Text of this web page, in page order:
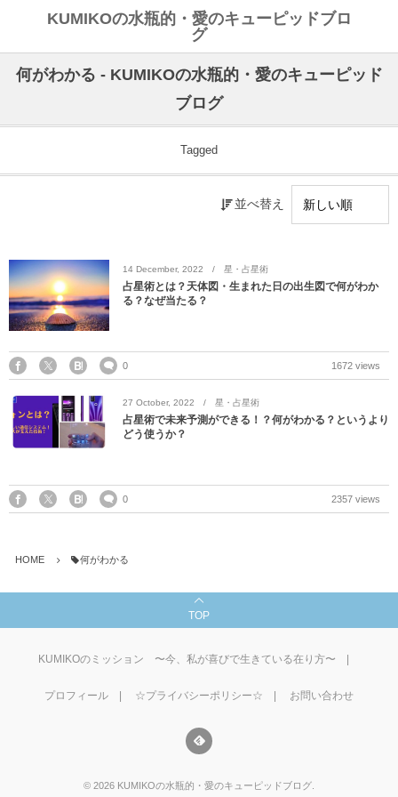
KUMIKOの水瓶的・愛のキューピッドブロ
グ
何がわかる - KUMIKOの水瓶的・愛のキューピッド
ブログ
Tagged
並べ替え
14 December, 2022 星・占星術
占星術とは？天体図・生まれた日の出生図で何がわか
る？なぜ当たる？
0 1672 views
27 October, 2022 星・占星術
占星術で未来予測ができる！？何がわかる？というより
どう使うか？
0 2357 views
HOME 何がわかる
TOP
KUMIKOのミッション 〜今、私が喜びで生きている在り方〜
プロフィール ☆プライバシーポリシー☆ お問い合わせ
© 2026 KUMIKOの水瓶的・愛のキューピッドブログ